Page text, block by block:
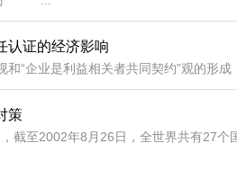
认证的经济影响
“企业是利益相关者共同契约”观的形
策
截至2002年8月26日，全世界共有27